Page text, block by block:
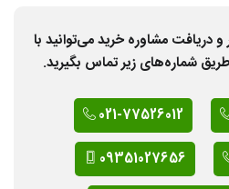
مشاوره خرید می‌توانید با
شماره‌های زیر تماس بگیرید.
021-77526012
09351027656